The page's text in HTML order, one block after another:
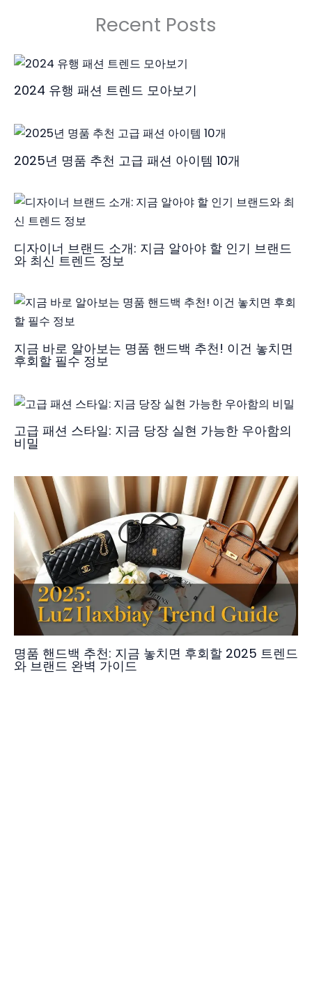
Recent Posts
2024 유행 패션 트렌드 모아보기
2025년 명품 추천 고급 패션 아이템 10개
디자이너 브랜드 소개: 지금 알아야 할 인기 브랜드
와 최신 트렌드 정보
지금 바로 알아보는 명품 핸드백 추천! 이건 놓치면
후회할 필수 정보
고급 패션 스타일: 지금 당장 실현 가능한 우아함의
비밀
명품 핸드백 추천: 지금 놓치면 후회할 2025 트렌드
와 브랜드 완벽 가이드